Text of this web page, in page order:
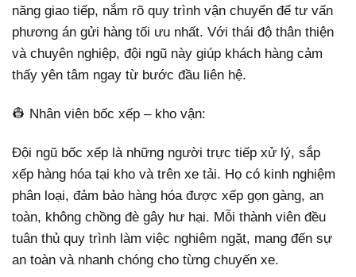
năng giao tiếp, nắm rõ quy trình vận chuyển để tư vấn
phương án gửi hàng tối ưu nhất. Với thái độ thân thiện
và chuyên nghiệp, đội ngũ này giúp khách hàng cảm
thấy yên tâm ngay từ bước đầu liên hệ.
👷 Nhân viên bốc xếp – kho vận:
Đội ngũ bốc xếp là những người trực tiếp xử lý, sắp
xếp hàng hóa tại kho và trên xe tải. Họ có kinh nghiệm
phân loại, đảm bảo hàng hóa được xếp gọn gàng, an
toàn, không chồng đè gây hư hại. Mỗi thành viên đều
tuân thủ quy trình làm việc nghiêm ngặt, mang đến sự
an toàn và nhanh chóng cho từng chuyến xe.